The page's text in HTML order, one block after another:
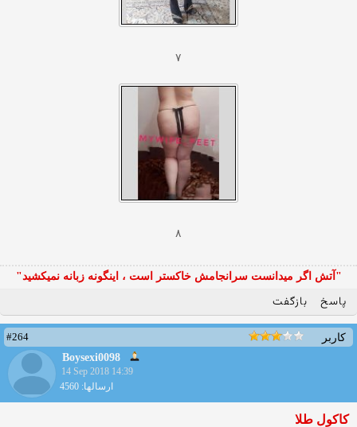
۷
۸
"آتش اگر ميدانست سرانجامش خاكستر است ، اينگونه زبانه نميكشيد"
پاسخ بازگفت
کاربر
#264
Boysexi0098
14 Sep 2018 14:39
ارسالها: 4560
کاکول طلا